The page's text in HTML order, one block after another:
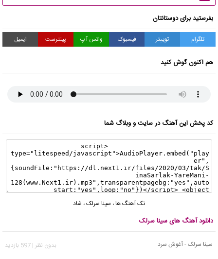
بفرستید برای دوستانتان
تلگرام توییتر فیسبوک واتس آپ پینترست ایمیل
هم اکنون گوش کنید
کد پخش این آهنگ در سایت و وبلاگ شما
تک آهنگ ها، سینا سرلک، شاد
دانلود آهنگ های سینا سرلک
سینا سرلک - آغوش سرد
بدون نظر | 597 بازدید